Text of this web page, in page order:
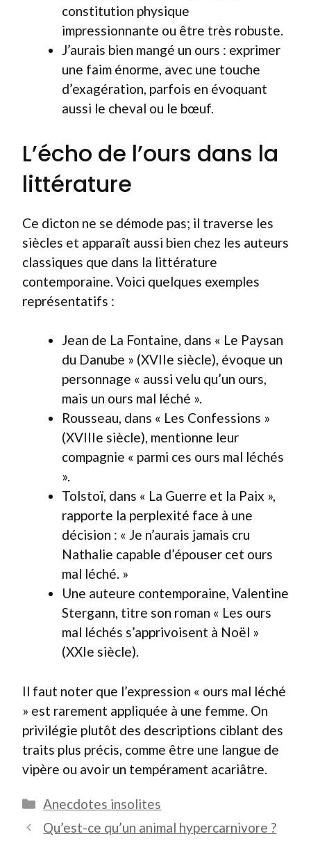
constitution physique
impressionnante ou être très robuste.
J’aurais bien mangé un ours : exprimer
une faim énorme, avec une touche
d’exagération, parfois en évoquant
aussi le cheval ou le bœuf.
L’écho de l’ours dans la
littérature
Ce dicton ne se démode pas; il traverse les
siècles et apparaît aussi bien chez les auteurs
classiques que dans la littérature
contemporaine. Voici quelques exemples
représentatifs :
Jean de La Fontaine, dans « Le Paysan
du Danube » (XVIIe siècle), évoque un
personnage « aussi velu qu’un ours,
mais un ours mal léché ».
Rousseau, dans « Les Confessions »
(XVIIIe siècle), mentionne leur
compagnie « parmi ces ours mal léchés
».
Tolstoï, dans « La Guerre et la Paix »,
rapporte la perplexité face à une
décision : « Je n’aurais jamais cru
Nathalie capable d’épouser cet ours
mal léché. »
Une auteure contemporaine, Valentine
Stergann, titre son roman « Les ours
mal léchés s’apprivoisent à Noël »
(XXIe siècle).
Il faut noter que l’expression « ours mal léché
» est rarement appliquée à une femme. On
privilégie plutôt des descriptions ciblant des
traits plus précis, comme être une langue de
vipère ou avoir un tempérament acariâtre.
Catégories
Anecdotes insolites
Qu’est-ce qu’un animal hypercarnivore ?